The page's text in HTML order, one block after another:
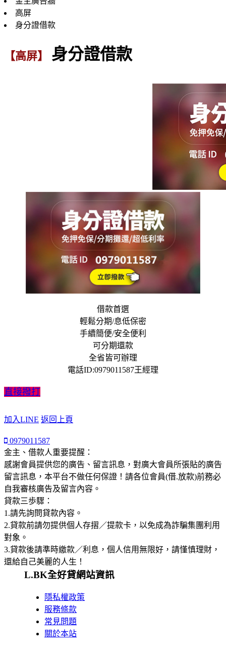
高屏
身分證借款
【高屏】 身分證借款
借款首選
輕鬆分期/息低保密
手續簡便/安全便利
可分期還款
全省皆可辦理
電話ID:0979011587王經理
直接撥打
加入LINE 返回上頁
0979011587
金主、借款人重要提醒：
感謝會員提供您的廣告、留言訊息，對廣大會員所張貼的廣告
留言訊息，本平台不做任何保證！請各位會員(借.放款)前務必
自我審核廣告及留言內容。
貸款三歩驟：
1.請先詢問貸款內容。
2.貸款前請勿提供個人存摺／提款卡，以免成為詐騙集團利用
對象。
3.貸款後請準時繳款／利息，個人信用無限好，請慬慎理財，
還給自己美麗的人生！
L.BK全好貸網站資訊
隱私權政策
服務條款
常見問題
關於本站